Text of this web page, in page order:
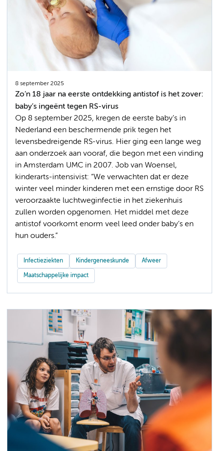
8 september 2025
Zo’n 18 jaar na eerste ontdekking antistof is het zover:
baby’s ingeënt tegen RS-virus
Op 8 september 2025, kregen de eerste baby’s in
Nederland een beschermende prik tegen het
levensbedreigende RS-virus. Hier ging een lange weg
aan onderzoek aan vooraf, die begon met een vinding
in Amsterdam UMC in 2007. Job van Woensel,
kinderarts-intensivist: “We verwachten dat er deze
winter veel minder kinderen met een ernstige door RS
veroorzaakte luchtweginfectie in het ziekenhuis
zullen worden opgenomen. Het middel met deze
antistof voorkomt enorm veel leed onder baby’s en
hun ouders.”
Infectieziekten Kindergeneeskunde Afweer
Maatschappelijke impact